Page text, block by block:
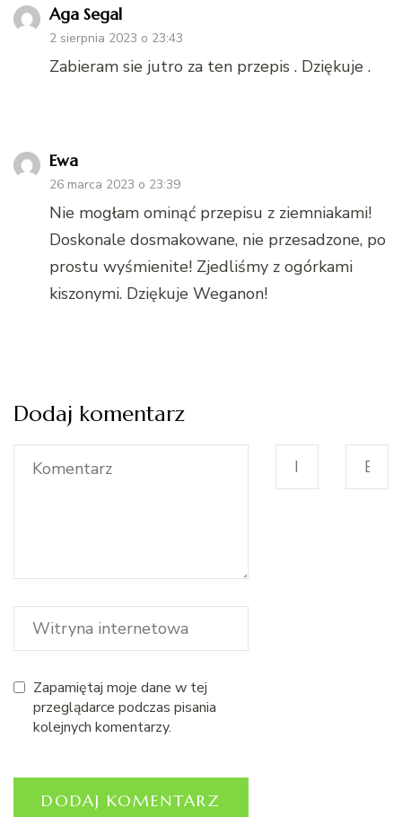
Aga Segal
2 sierpnia 2023 o 23:43
Zabieram sie jutro za ten przepis . Dziękuje .
Ewa
26 marca 2023 o 23:39
Nie mogłam ominąć przepisu z ziemniakami!
Doskonale dosmakowane, nie przesadzone, po
prostu wyśmienite! Zjedliśmy z ogórkami
kiszonymi. Dziękuje Weganon!
Dodaj komentarz
Zapamiętaj moje dane w tej
przeglądarce podczas pisania
kolejnych komentarzy.